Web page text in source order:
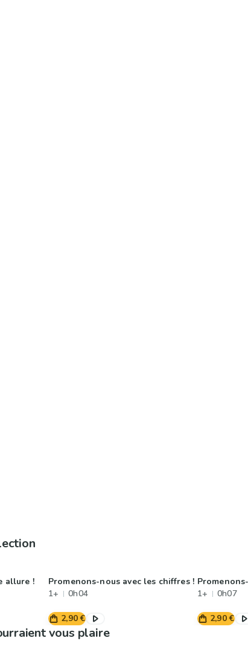
allure !
Promenons-nous avec les chiffres !
1+
0h04
2,90 €
1+
0h07
2,90 €
vous plaire